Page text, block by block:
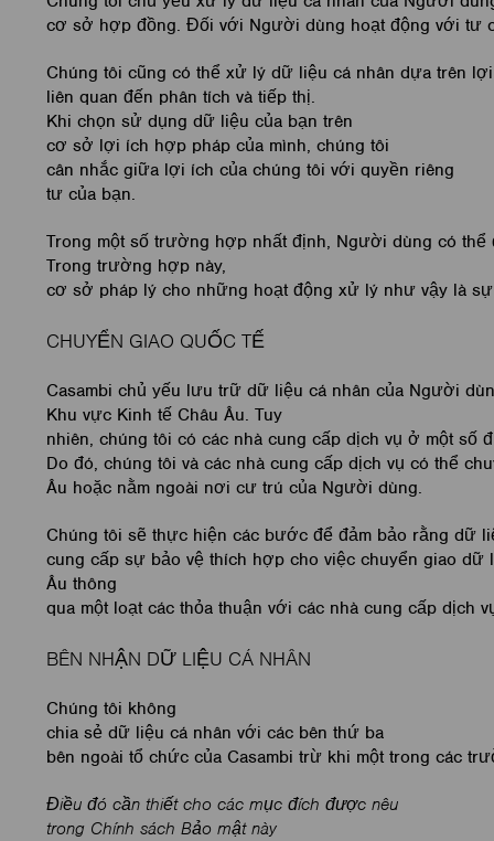
cơ sở hợp đồng. Đối với Người dùng hoạt động với tư
Chúng tôi cũng có thể xử lý dữ liệu cá nhân dựa trên
liên quan đến phân tích và tiếp thị.
Khi chọn sử dụng dữ liệu của bạn trên
cơ sở lợi ích hợp pháp của mình, chúng tôi
cân nhắc giữa lợi ích của chúng tôi với quyền riêng
tư của bạn.
Trong một số trường hợp nhất định, Người dùng có
Trong trường hợp này,
cơ sở pháp lý cho những hoạt động xử lý như vậy là
CHUYỂN GIAO QUỐC TẾ
Casambi chủ yếu lưu trữ dữ liệu cá nhân của Người
Khu vực Kinh tế Châu Âu. Tuy
nhiên, chúng tôi có các nhà cung cấp dịch vụ ở một số
Do đó, chúng tôi và các nhà cung cấp dịch vụ có thể
Âu hoặc nằm ngoài nơi cư trú của Người dùng.
Chúng tôi sẽ thực hiện các bước để đảm bảo rằng dữ
cung cấp sự bảo vệ thích hợp cho việc chuyển giao dữ
Âu thông
qua một loạt các thỏa thuận với các nhà cung cấp
BÊN NHẬN DỮ LIỆU CÁ NHÂN
Chúng tôi không
chia sẻ dữ liệu cá nhân với các bên thứ ba
bên ngoài tổ chức của Casambi trừ khi một trong các
Điều đó cần thiết cho các mục đích được nêu
trong Chính sách Bảo mật này